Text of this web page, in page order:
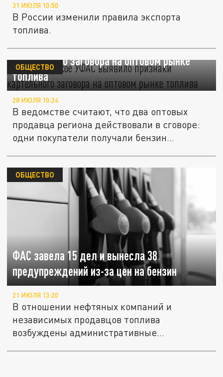
31 ИЮЛЯ 10:50
В России изменили правила экспорта
топлива.
Новосибирское УФАС выявило признаки
картельного заговора на оптовом рынке
топлива
ОБЩЕСТВО
28 ИЮЛЯ 10:24
В ведомстве считают, что два оптовых
продавца региона действовали в сговоре:
одни покупатели получали бензин...
ФАС завела 15 дел и вынесла 38
предупреждений из-за цен на бензин
ОБЩЕСТВО
21 ИЮЛЯ 13:20
В отношении нефтяных компаний и
независимых продавцов топлива
возбуждены административные